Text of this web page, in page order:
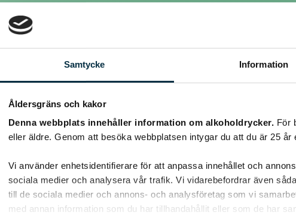
Samtycke Information
Åldersgräns och kakor
Denna webbplats innehåller information om alkoholdrycker. För
eller äldre. Genom att besöka webbplatsen intygar du att du är 25 år
Vi använder enhetsidentifierare för att anpassa innehållet och
sociala medier och analysera vår trafik. Vi vidarebefordrar även
till de sociala medier och annons- och analysföretag som vi
med annan information som du har tillhandahållit eller som de har
Inlägg
@bagarnjeppson
Jag tror att du måste baka dom längre tid i ugnen. Kakan måste
Lycka till!